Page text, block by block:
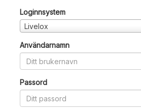
Loginnsystem
Livelox
Användarnamn
Passord